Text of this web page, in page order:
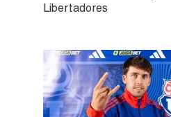
Libertadores